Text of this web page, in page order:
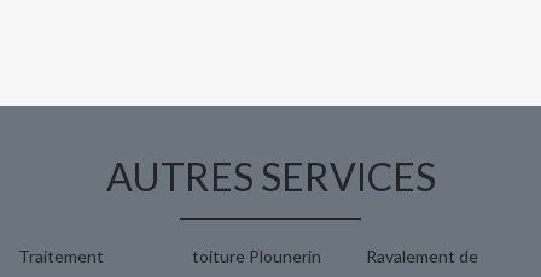
AUTRES SERVICES
Traitement
toiture Plounerin
Ravalement de